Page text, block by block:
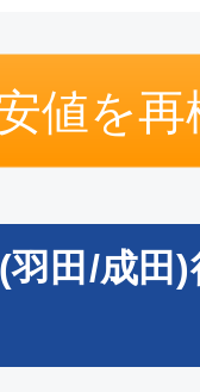
ミー
西)
東京(
値を再
田/成田